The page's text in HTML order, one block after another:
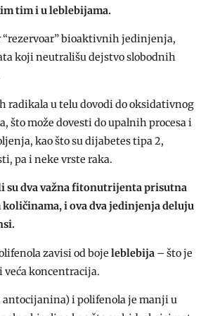
tim i u leblebijama.
“rezervoar” bioaktivnih jedinjenja,
koji neutrališu dejstvo slobodnih
radikala u telu dovodi do oksidativnog
što može dovesti do upalnih procesa i
kao što su dijabetes tipa 2,
pa i neke vrste raka.
su dva važna fitonutrijenta prisutna
količinama, i ova dva jedinjenja deluju
zavisi od boje leblebija – što je
koncentracija.
i polifenola je manji u